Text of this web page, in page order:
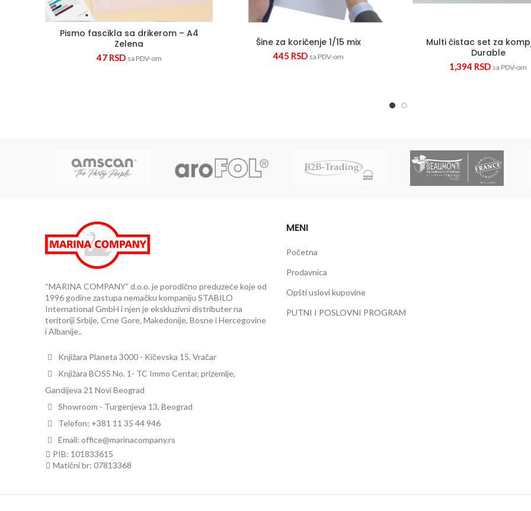
Pismo fascikla sa drikerom – A4
Zelena
47 RSD sa PDV-om
Šine za koričenje 1/15 mix
445 RSD sa PDV-om
Multi čistac set za
Durable
1,394 RSD sa PDV-om
“MARINA COMPANY” d.o.o. je porodično preduzeće koje od
1996 godine zastupa nemačku kompaniju STABILO
International GmbH i njen je ekskluzivni distributer na
teritoriji Srbije, Crne Gore, Makedonije, Bosne i Hercegovine
i Albanije..
Knjižara Planeta 3000 - Kičevska 15, Vračar
Knjižara BOSS No. 1- TC Immo Centar, prizemlje,
Gandijeva 21 Novi Beograd
Showroom - Turgenjeva 13, Beograd
Telefon: +381 11 35 44 946
Email: office@marinacompany.rs
PIB: 101833615
Matični br: 07813368
MENI
Početna
Prodavnica
Opšti uslovi kupovine
PUTNI I POSLOVNI PROGRAM